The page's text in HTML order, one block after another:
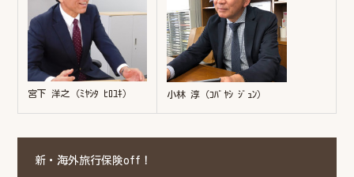
宮下 洋之（ﾐﾔｼﾀ ﾋﾛﾕｷ） 小林 淳（ｺﾊﾞﾔｼ ｼﾞｭﾝ）
新・海外旅行保険off！